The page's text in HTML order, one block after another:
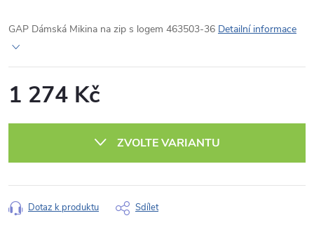
GAP Dámská Mikina na zip s logem 463503-36 Detailní informace
1 274 Kč
ZVOLTE VARIANTU
Dotaz k produktu Sdílet